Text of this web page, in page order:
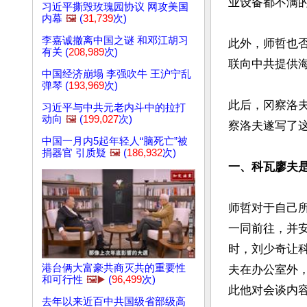
习近平撕毁玫瑰园协议 网攻美国
内幕 🖼️ (31,739次)
李嘉诚撤离中国之谜 和邓江胡习
有关 (208,989次)
中国经济崩塌 李强吹牛 王沪宁乱
弹琴 (193,969次)
习近平与中共元老内斗中的拉打
动向 🖼️ (199,027次)
中国一月内5起年轻人“脑死亡”被
捐器官 引质疑 🖼️ (186,932次)
港台俩大富豪共商灭共的重要性
和可行性 🖼️▶️ (96,499次)
去年以来近百中共国级省部级高
此外，师哲也
联向中共提供
此后，冈察洛
察洛夫遂写了
一、科瓦廖夫
师哲对于自己
一同前往，并
时，刘少奇让
夫在办公室外
此他对会谈内